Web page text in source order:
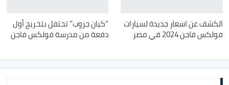
الكشف عن اسعار جديدة لسيارات
فولكس فاجن 2024 في مصر
“كيان جروب” تحتفل بتخريج أول
دفعة من مدرسة فولكس فاجن